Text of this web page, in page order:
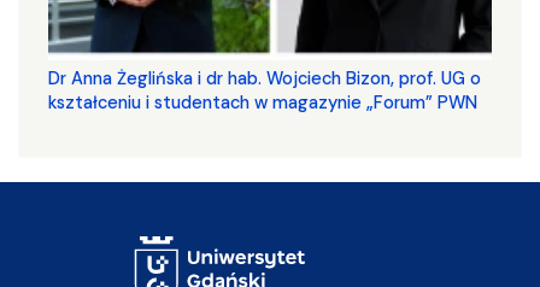
​​​​​​​Dr Anna Żeglińska i dr hab. Wojciech Bizon, prof. UG o
kształceniu i studentach w magazynie „Forum” PWN